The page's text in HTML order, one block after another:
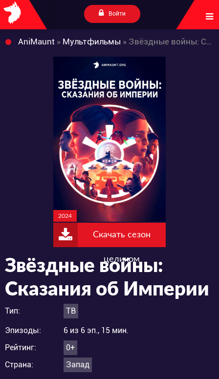
Войти
AniMaunt » Мультфильмы » Звёздные войны: Сказания об Империи
2024
Скачать сезон
целиком
Звёздные войны:
Сказания об Империи
Тип: ТВ
Эпизоды:
6 из 6 эп., 15 мин.
Рейтинг:
0+
Страна:
Запад